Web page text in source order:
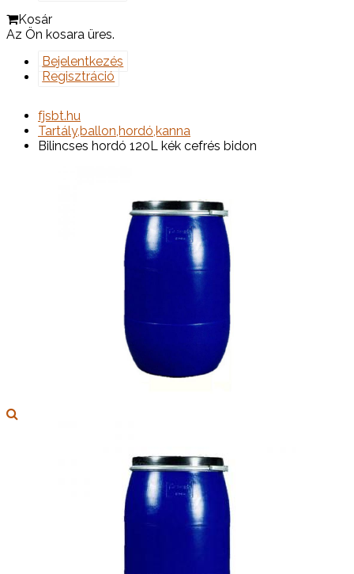
Kosár
Az Ön kosara üres.
Bejelentkezés
Regisztráció
fjsbt.hu
Tartály,ballon,hordó,kanna
Bilincses hordó 120L kék cefrés bidon